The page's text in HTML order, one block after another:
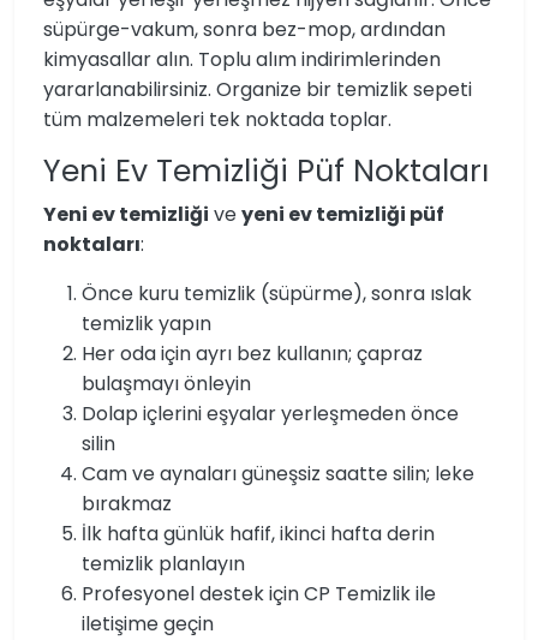
süpürge-vakum, sonra bez-mop, ardından
kimyasallar alın. Toplu alım indirimlerinden
yararlanabilirsiniz. Organize bir temizlik sepeti
tüm malzemeleri tek noktada toplar.
Yeni Ev Temizliği Püf Noktaları
Yeni ev temizliği veyeni ev temizliği püf
noktaları:
Önce kuru temizlik (süpürme), sonra ıslak
temizlik yapın
Her oda için ayrı bez kullanın; çapraz
bulaşmayı önleyin
Dolap içlerini eşyalar yerleşmeden önce
silin
Cam ve aynaları güneşsiz saatte silin; leke
bırakmaz
İlk hafta günlük hafif, ikinci hafta derin
temizlik planlayın
Profesyonel destek için CP Temizlik ile
iletişime geçin